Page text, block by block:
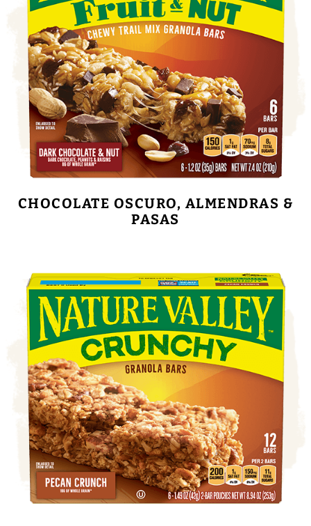
CHOCOLATE OSCURO, ALMENDRAS &
PASAS